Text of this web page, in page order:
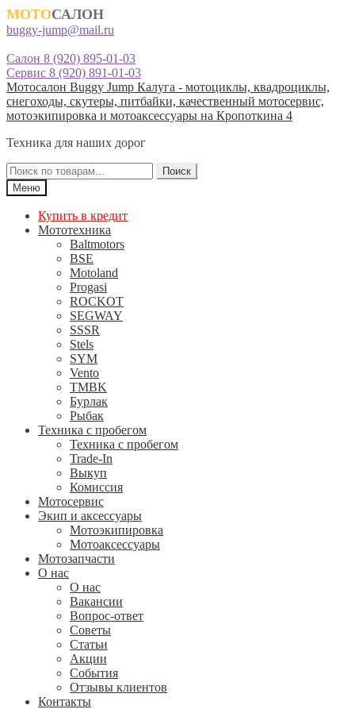
МОТОСАЛОН
buggy-jump@mail.ru
Салон 8 (920) 895-01-03
Сервис 8 (920) 891-01-03
Перейти
к
навигации
Перейти
к
содержимому
Мотосалон Buggy Jump Калуга - мотоциклы, квадроциклы,
снегоходы, скутеры, питбайки, качественный мотосервис,
мотоэкипировка и мотоаксессуары на Кропоткина 4
Техника для наших дорог
Искать:
Поиск
Меню
Купить в кредит
Мототехника
Baltmotors
BSE
Motoland
Progasi
ROCKOT
SEGWAY
SSSR
Stels
SYM
Vento
TMBK
Бурлак
Рыбак
Техника с пробегом
Техника с пробегом
Trade-In
Выкуп
Комиссия
Мотосервис
Экип и аксессуары
Мотоэкипировка
Мотоаксессуары
Мотозапчасти
О нас
О нас
Вакансии
Вопрос-ответ
Советы
Статьи
Акции
События
Отзывы клиентов
Контакты